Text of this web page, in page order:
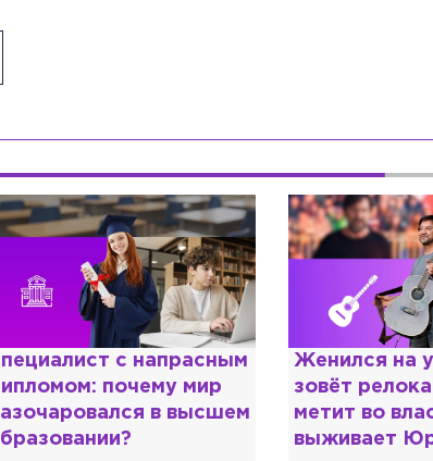
на украинке,
релокантов в РФ и
во власть: как
Юрий Шевчук
Косил от
продавал
воровал
о Зеленском